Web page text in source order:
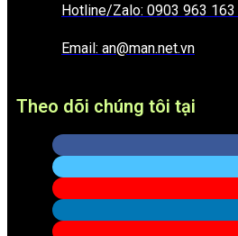
Hotline/Zalo: 0903 963
Email: an@man.net.vn
Theo dõi chúng tôi tại